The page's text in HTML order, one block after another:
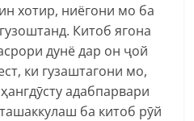
хотир, ниёгони мо ба
Китоб ягона
дунё дар он ҷой
ки гузаштагони мо,
адабпарвари
ба китоб рӯй